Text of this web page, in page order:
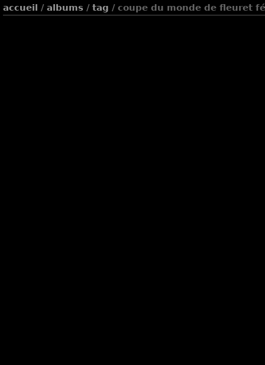
accueil / albums/ tag / coupe du monde de fleuret